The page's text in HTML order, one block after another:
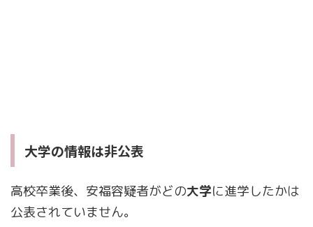
大学の情報は非公表
高校卒業後、安福容疑者がどの大学に進学したかは
公表されていません。